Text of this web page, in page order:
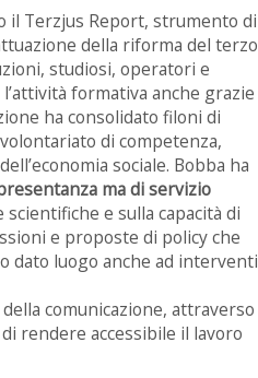
il Terzjus Report, strumento di
della riforma del terzo
studiosi, operatori e
formativa anche grazie
ha consolidato filoni di
di competenza,
sociale. Bobba ha
ma di servizio
e sulla capacità di
e proposte di policy che
dato luogo anche ad interventi
comunicazione, attraverso
rendere accessibile il lavoro